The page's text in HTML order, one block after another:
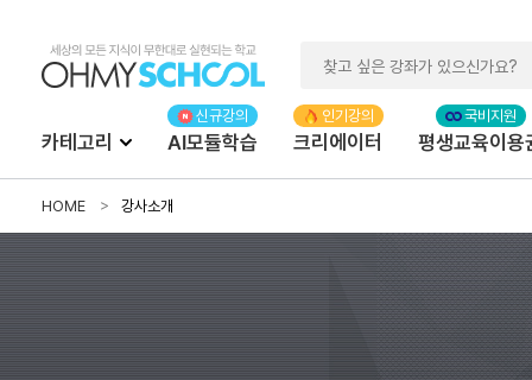
카테고리 AI모듈학습 크리에이터 평생교육이용
HOME 강사소개